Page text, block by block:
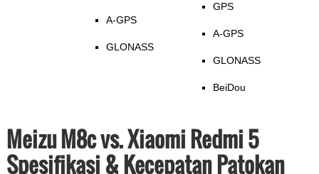
A-GPS
GLONASS
GPS
A-GPS
GLONASS
BeiDou
Meizu M8c vs. Xiaomi Redmi 5
Spesifikasi & Kecepatan Patokan